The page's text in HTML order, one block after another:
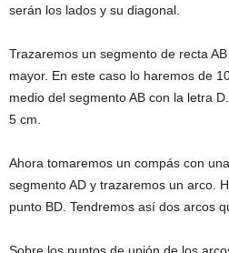
serán los lados y su diagonal.
Trazaremos un segmento de recta
mayor. En este caso lo haremos de
medio del segmento AB con la letra
5 cm.
Ahora tomaremos un compás con
segmento AD y trazaremos un arco.
punto BD. Tendremos así dos arcos